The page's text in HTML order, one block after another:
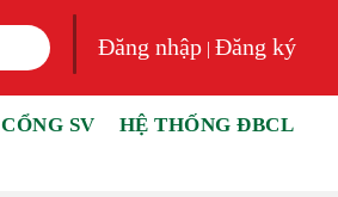
Đăng nhập |Đăng ký
CỔNG SV HỆ THỐNG ĐBCL